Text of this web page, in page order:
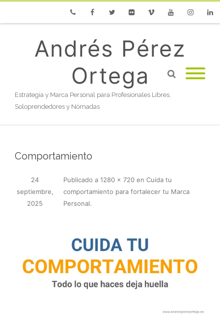
Andrés Pérez
Ortega
Estrategia y Marca Personal para Profesionales Libres,
Soloprendedores y Nómadas
Comportamiento
Publicado
24
septiembre,
2025
a 1280 × 720 en Cuida tu
comportamiento para fortalecer tu Marca
Personal.